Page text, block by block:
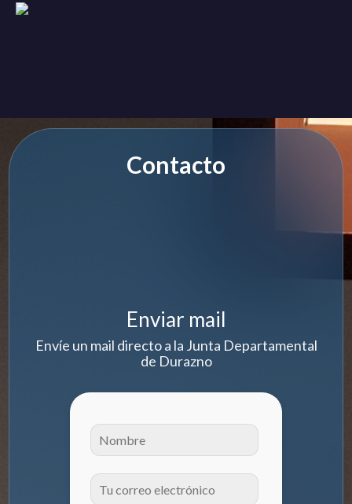
Contacto
Enviar mail
Envíe un mail directo a la Junta Departamental
de Durazno